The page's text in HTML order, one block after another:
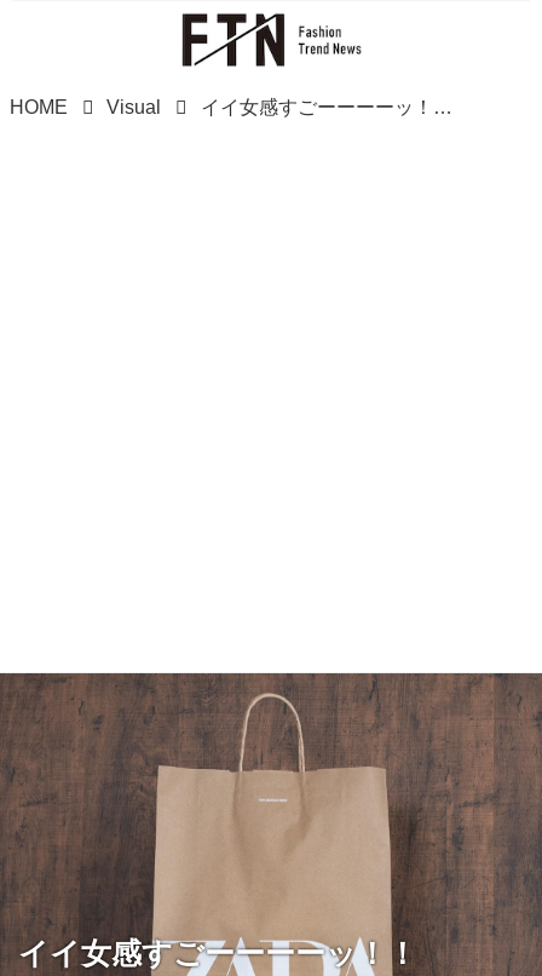
HOME Visual イイ女感すごーーーーッ！！【ZARA】の「リボン付きハイヒール」大・大・大優勝！
イイ女感すごーーーーッ！！